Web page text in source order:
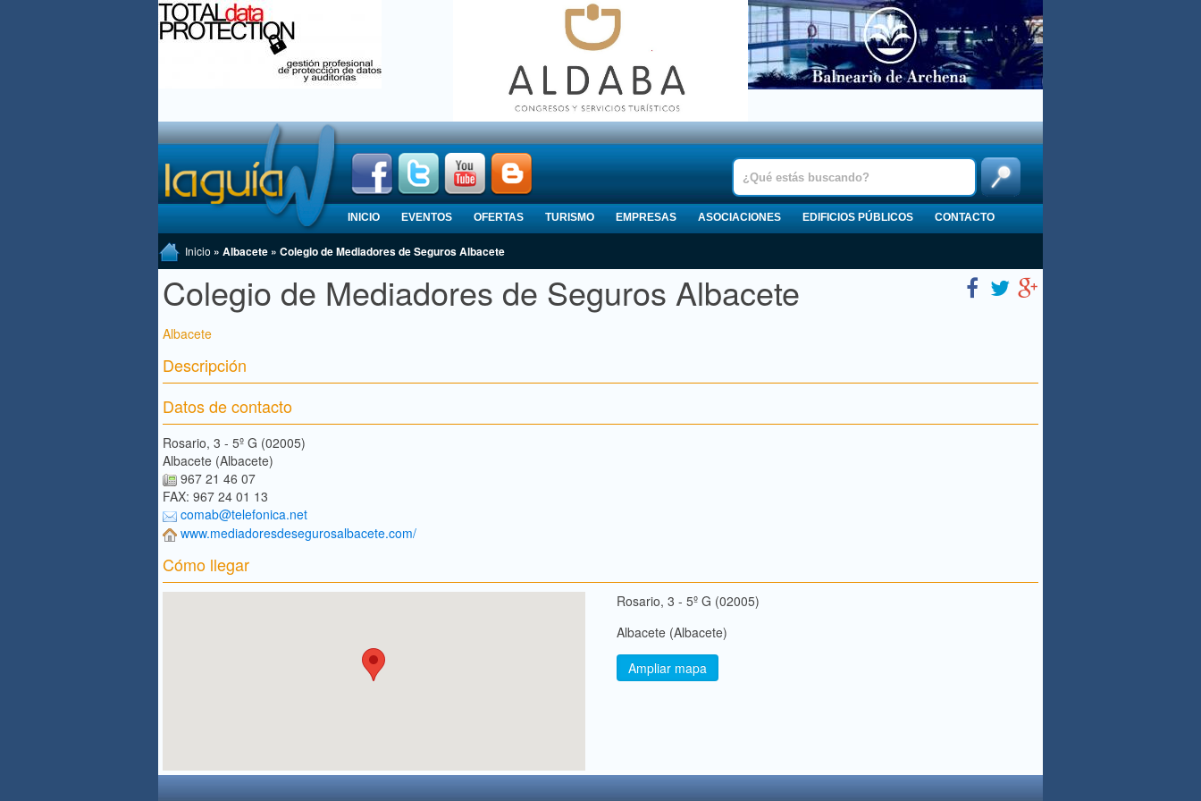
INICIO EVENTOS OFERTAS TURISMO EMPRESAS ASOCIACIONES EDIFICIOS PÚBLICOS CONTACTO
Inicio » Albacete » Colegio de Mediadores de Seguros Albacete
Colegio de Mediadores de Seguros Albacete
Albacete
Descripción
Datos de contacto
Rosario, 3 - 5º G (02005)
Albacete (Albacete)
967 21 46 07
FAX: 967 24 01 13
comab@telefonica.net
www.mediadoresdesegurosalbacete.com/
Cómo llegar
Rosario, 3 - 5º G (02005)
Albacete (Albacete)
Ampliar mapa